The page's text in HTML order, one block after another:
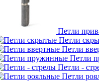
Петли
Петли
Петли
Петли
Петли -
Петли